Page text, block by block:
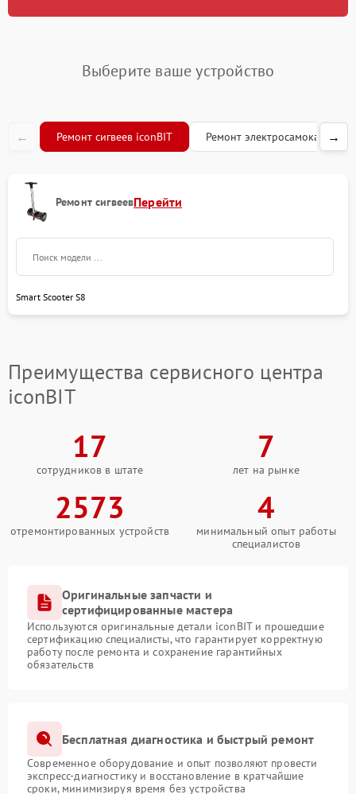
Выберите ваше устройство
← Ремонт сигвеев iconBIT Ремонт электросамокатов
→
Ремонт сигвеевПерейти
Smart Scooter S8
Преимущества сервисного центра
iconBIT
17
сотрудников в штате
7
лет на рынке
2573
отремонтированных устройств
4
минимальный опыт работы
специалистов
Оригинальные запчасти и
сертифицированные мастера
Используются оригинальные детали iconBIT и прошедшие
сертификацию специалисты, что гарантирует корректную
работу после ремонта и сохранение гарантийных
обязательств
Бесплатная диагностика и быстрый ремонт
Современное оборудование и опыт позволяют провести
экспресс-диагностику и восстановление в кратчайшие
сроки, минимизируя время без устройства